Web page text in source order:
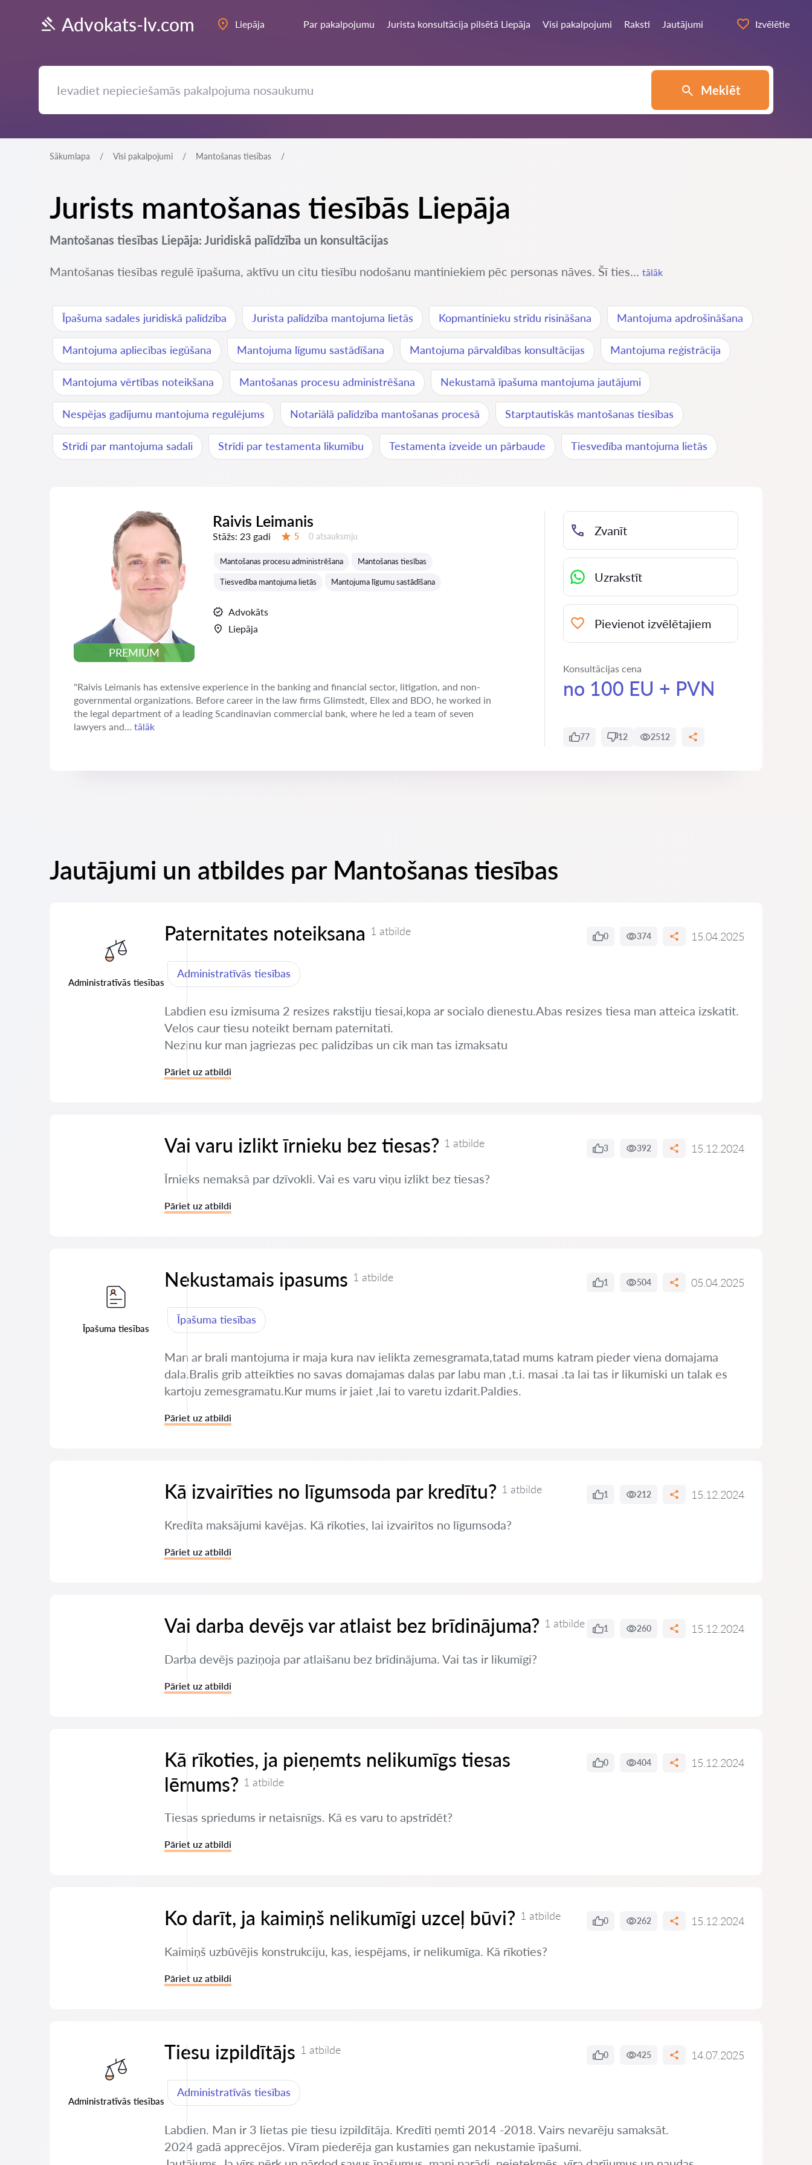
Advokats-lv.com Liepāja Par pakalpojumu Jurista konsultācija pilsētā Liepāja Visi pakalpojumi Raksti Jautājumi Izvēlētie
Meklēt
Sākumlapa Visi pakalpojumi Mantošanas tiesības
Jurists mantošanas tiesībās Liepāja
Mantošanas tiesības Liepāja: Juridiskā palīdzība un konsultācijas
Mantošanas tiesības regulē īpašuma, aktīvu un citu tiesību nodošanu mantiniekiem pēc personas nāves. Šī ties... tālāk
Īpašuma sadales juridiskā palīdzība Jurista palīdzība mantojuma lietās Kopmantinieku strīdu risināšana Mantojuma apdrošināšana
Mantojuma apliecības iegūšana Mantojuma līgumu sastādīšana Mantojuma pārvaldības konsultācijas Mantojuma reģistrācija
Mantojuma vērtības noteikšana Mantošanas procesu administrēšana Nekustamā īpašuma mantojuma jautājumi
Nespējas gadījumu mantojuma regulējums Notariālā palīdzība mantošanas procesā Starptautiskās mantošanas tiesības
Strīdi par mantojuma sadali Strīdi par testamenta likumību Testamenta izveide un pārbaude Tiesvedība mantojuma lietās
PREMIUM
Raivis Leimanis
Stāžs: 23 gadi 5 Atsauksmes:
0 atsauksmju
Mantošanas procesu administrēšana Mantošanas tiesības
Tiesvedība mantojuma lietās Mantojuma līgumu sastādīšana
Advokāts
Liepāja
"Raivis Leimanis has extensive experience in the banking and financial sector, litigation, and non-
governmental organizations. Before career in the law firms Glimstedt, Ellex and BDO, he worked in
the legal department of a leading Scandinavian commercial bank, where he led a team of seven
lawyers and... tālāk
Zvanīt
Uzrakstīt
Pievienot izvēlētajiem
Konsultācijas cena
no 100 EU + PVN
77 12 2512
Jautājumi un atbildes par Mantošanas tiesības
Administratīvās tiesības
Paternitates noteiksana 1 atbilde 0 374 15.04.2025
Administratīvās tiesības
Labdien esu izmisuma 2 resizes rakstiju tiesai,kopa ar socialo dienestu.Abas resizes tiesa man atteica izskatit.
Velos caur tiesu noteikt bernam paternitati.
Nezinu kur man jagriezas pec palidzibas un cik man tas izmaksatu
Pāriet uz atbildi
Vai varu izlikt īrnieku bez tiesas? 1 atbilde 3 392 15.12.2024
Īrnieks nemaksā par dzīvokli. Vai es varu viņu izlikt bez tiesas?
Pāriet uz atbildi
Īpašuma tiesības
Nekustamais ipasums 1 atbilde 1 504 05.04.2025
Īpašuma tiesības
Man ar brali mantojuma ir maja kura nav ielikta zemesgramata,tatad mums katram pieder viena domajama
dala.Bralis grib atteikties no savas domajamas dalas par labu man ,t.i. masai .ta lai tas ir likumiski un talak es
kartoju zemesgramatu.Kur mums ir jaiet ,lai to varetu izdarit.Paldies.
Pāriet uz atbildi
Kā izvairīties no līgumsoda par kredītu? 1 atbilde 1 212 15.12.2024
Kredīta maksājumi kavējas. Kā rīkoties, lai izvairītos no līgumsoda?
Pāriet uz atbildi
Vai darba devējs var atlaist bez brīdinājuma? 1 atbilde 1 260 15.12.2024
Darba devējs paziņoja par atlaišanu bez brīdinājuma. Vai tas ir likumīgi?
Pāriet uz atbildi
Kā rīkoties, ja pieņemts nelikumīgs tiesas
lēmums? 1 atbilde
0 404 15.12.2024
Tiesas spriedums ir netaisnīgs. Kā es varu to apstrīdēt?
Pāriet uz atbildi
Ko darīt, ja kaimiņš nelikumīgi uzceļ būvi? 1 atbilde 0 262 15.12.2024
Kaimiņš uzbūvējis konstrukciju, kas, iespējams, ir nelikumīga. Kā rīkoties?
Pāriet uz atbildi
Administratīvās tiesības
Tiesu izpildītājs 1 atbilde 0 425 14.07.2025
Administratīvās tiesības
Labdien. Man ir 3 lietas pie tiesu izpildītāja. Kredīti ņemti 2014 -2018. Vairs nevarēju samaksāt.
2024 gadā apprecējos. Vīram piederēja gan kustamies gan nekustamie īpašumi.